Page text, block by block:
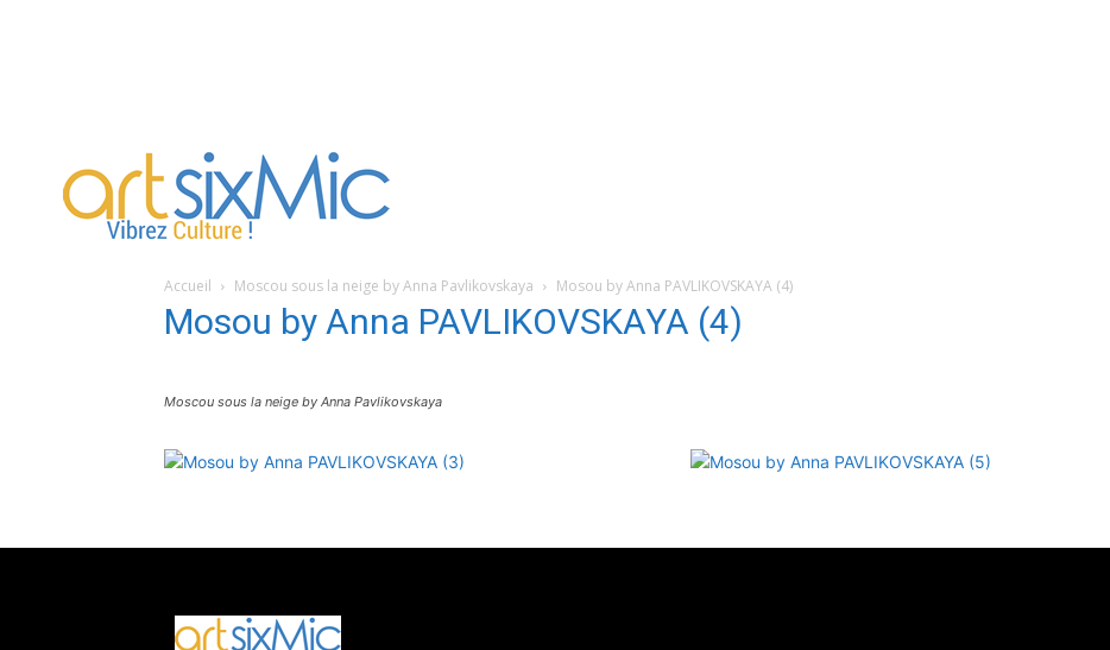
artsixMic
Accueil Moscou sous la neige by Anna Pavlikovskaya Mosou by Anna PAVLIKOVSKAYA (4)
Mosou by Anna PAVLIKOVSKAYA (4)
Moscou sous la neige by Anna Pavlikovskaya